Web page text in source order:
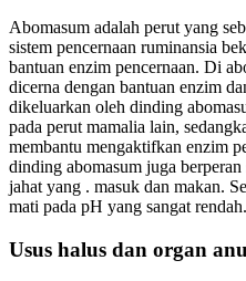
Abomasum adalah perut yang
sistem pencernaan ruminansia
bantuan enzim pencernaan. Di
dicerna dengan bantuan enzim
dikeluarkan oleh dinding
pada perut mamalia lain,
membantu mengaktifkan enzim
dinding abomasum juga
jahat yang . masuk dan makan.
mati pada pH yang sangat rendah.
Usus halus dan organ